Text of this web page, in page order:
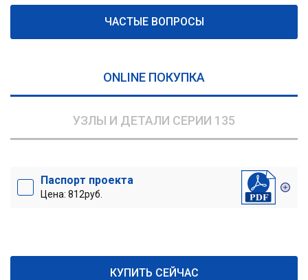
ЧАСТЫЕ ВОПРОСЫ
ONLINE ПОКУПКА
УЗЛЫ И ДЕТАЛИ СЕРИИ 135
Паспорт проекта
Цена: 812руб.
КУПИТЬ СЕЙЧАС